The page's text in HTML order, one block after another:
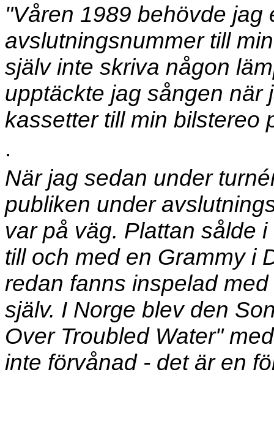
"Våren 1989 behövde jag
avslutningsnummer till
själv inte skriva någon
upptäckte jag sången när
kassetter till min bilstereo
.
När jag sedan under
publiken under
var på väg. Plattan sålde
till och med en Grammy i
redan fanns inspelad
själv. I Norge blev den
Over Troubled Water"
inte förvånad - det är en